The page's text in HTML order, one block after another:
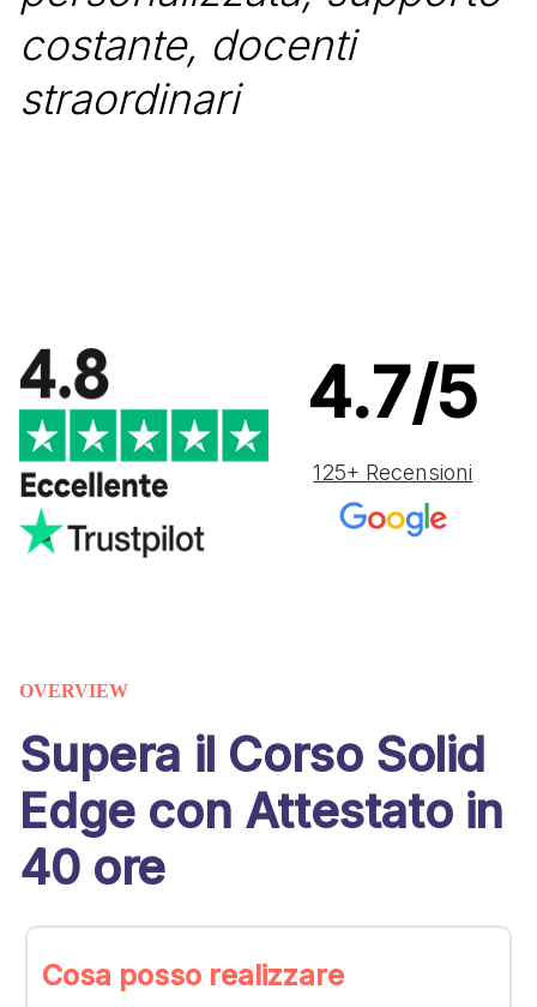
costante, docenti
straordinari
4.7/5
125+ Recensioni
OVERVIEW
Supera il Corso Solid
Edge con Attestato in
40 ore
Cosa posso realizzare